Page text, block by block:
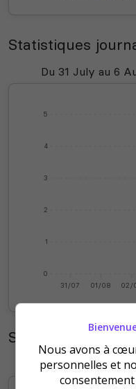
Statistiques
0
1
2
3
4
5
31/07 01/08 02/
Statistiques
Nous avons à
personnelles et